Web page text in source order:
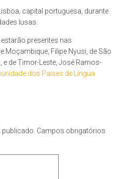
capital portuguesa, durante
lusas.
presentes nas
Filipe Nyusi, de São
e de Timor-Leste, José Ramos-
dos Países de Língua
Campos obrigatórios